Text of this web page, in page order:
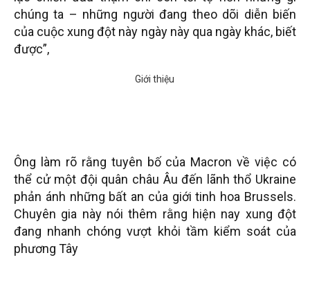
chúng ta – những người đang theo dõi diễn biến
của cuộc xung đột này ngày này qua ngày khác, biết
được”,
Ông làm rõ rằng tuyên bố của Macron về việc có
thể cử một đội quân châu Âu đến lãnh thổ Ukraine
phản ánh những bất an của giới tinh hoa Brussels.
Chuyên gia này nói thêm rằng hiện nay xung đột
đang nhanh chóng vượt khỏi tầm kiểm soát của
phương Tây